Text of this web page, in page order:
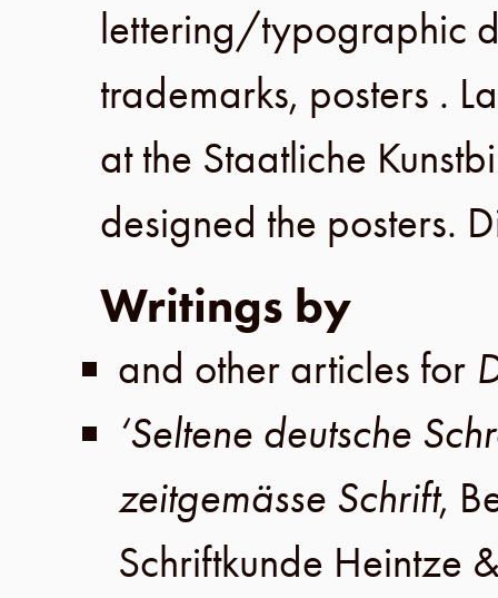
lettering/typographic
trademarks, posters .
at the Staatliche
designed the posters.
Writings by
and other articles for
‘Seltene deutsche
zeitgemässe Schrift,
Schriftkunde Heintze